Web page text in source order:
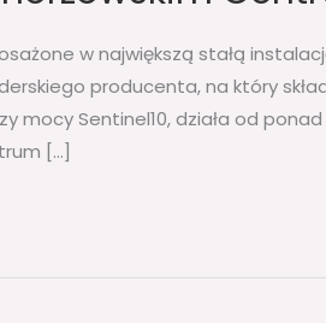
w największą stałą
producenta, na który
mocy Sentinel10, działa od
[…]